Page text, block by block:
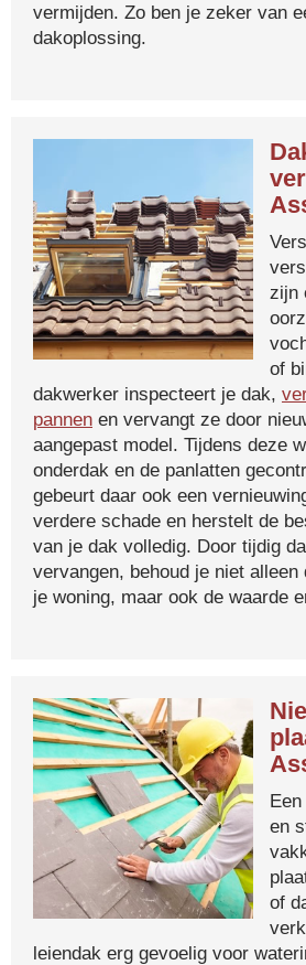
vermijden. Zo ben je zeker van
dakoplossing.
zijn
of
dakwerker inspecteert je dak,
pannen en vervangt ze door
aangepast model. Tijdens deze
onderdak en de panlatten
gebeurt daar ook een
verdere schade en herstelt de
van je dak volledig. Door tijdig
vervangen, behoud je niet
je woning, maar ook de waarde
Een
en
of
leiendak erg gevoelig voor